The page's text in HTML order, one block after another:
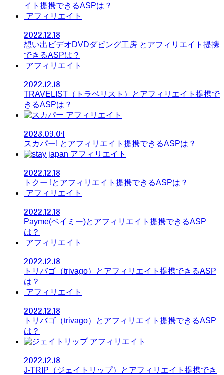
イト提携できるASPは？
アフィリエイト
2022.12.18
想い出ビデオDVDダビング工房 とアフィリエイト提携
できるASPは？
アフィリエイト
2022.12.18
TRAVELIST（トラベリスト）とアフィリエイト提携で
きるASPは？
アフィリエイト
2023.09.04
スカパー! とアフィリエイト提携できるASPは？
アフィリエイト
2022.12.18
トクー !とアフィリエイト提携できるASPは？
アフィリエイト
2022.12.18
Payme(ペイミー)とアフィリエイト提携できるASP
は？
アフィリエイト
2022.12.18
トリバゴ（trivago）とアフィリエイト提携できるASP
は？
アフィリエイト
2022.12.18
トリバゴ（trivago）とアフィリエイト提携できるASP
は？
アフィリエイト
2022.12.18
J-TRIP（ジェイトリップ）とアフィリエイト提携でき